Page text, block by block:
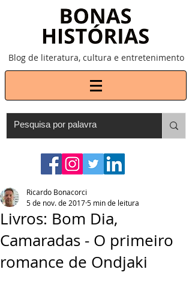
Blog de literatura, cultura e entretenimento
Livros: Bom Dia,
Camaradas - O primeiro
romance de Ondjaki
Ricardo Bonacorci
5 de nov. de 20175 min de leitura